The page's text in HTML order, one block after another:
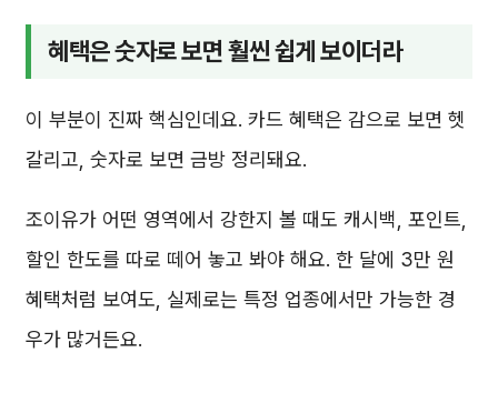
혜택은 숫자로 보면 훨씬 쉽게 보이더라
이 부분이 진짜 핵심인데요. 카드 혜택은 감으로 보면 헷
갈리고, 숫자로 보면 금방 정리돼요.
조이유가 어떤 영역에서 강한지 볼 때도 캐시백, 포인트,
할인 한도를 따로 떼어 놓고 봐야 해요. 한 달에 3만 원
혜택처럼 보여도, 실제로는 특정 업종에서만 가능한 경
우가 많거든요.